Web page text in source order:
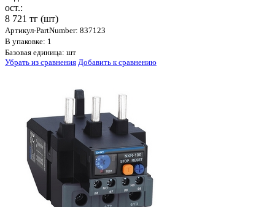
ост.:
8 721 тг (шт)
Артикул-PartNumber: 837123
В упаковке: 1
Базовая единица: шт
Убрать из сравнения Добавить к сравнению